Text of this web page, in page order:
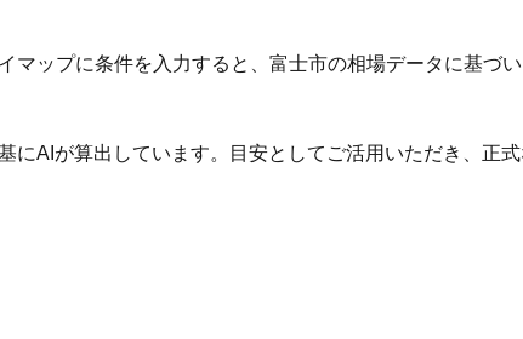
ップに条件を入力すると、富士市の相場データに基づ
AIが算出しています。目安としてご活用いただき、正